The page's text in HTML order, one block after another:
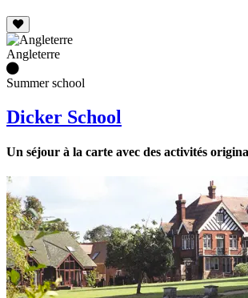
Angleterre
Summer school
Dicker School
Un séjour à la carte avec des activités